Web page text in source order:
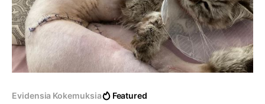
Evidensia Kokemuksia Featured